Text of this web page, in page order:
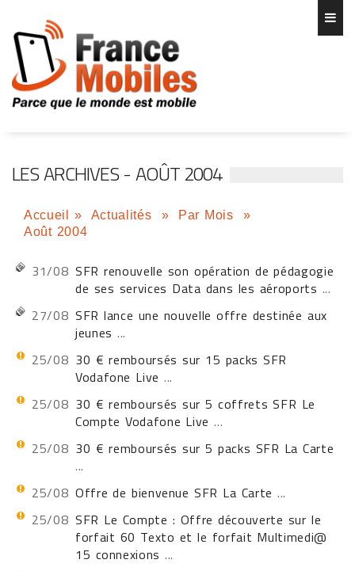
LES ARCHIVES - AOÛT 2004
Accueil » Actualités » Par Mois
»
Août 2004
31/08 SFR renouvelle son opération de pédagogie
de ses services Data dans les aéroports ...
27/08 SFR lance une nouvelle offre destinée aux
jeunes ...
25/08 30 € remboursés sur 15 packs SFR
Vodafone Live ...
25/08 30 € remboursés sur 5 coffrets SFR Le
Compte Vodafone Live ...
25/08 30 € remboursés sur 5 packs SFR La Carte
...
25/08 Offre de bienvenue SFR La Carte ...
25/08 SFR Le Compte : Offre découverte sur le
forfait 60 Texto et le forfait Multimedi@
15 connexions ...